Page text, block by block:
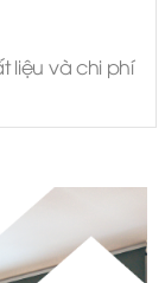
liệu và chi phí